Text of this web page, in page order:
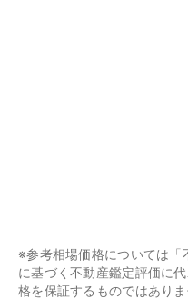
※参考相場価格については「
に基づく不動産鑑定評価に
格を保証するものではあり